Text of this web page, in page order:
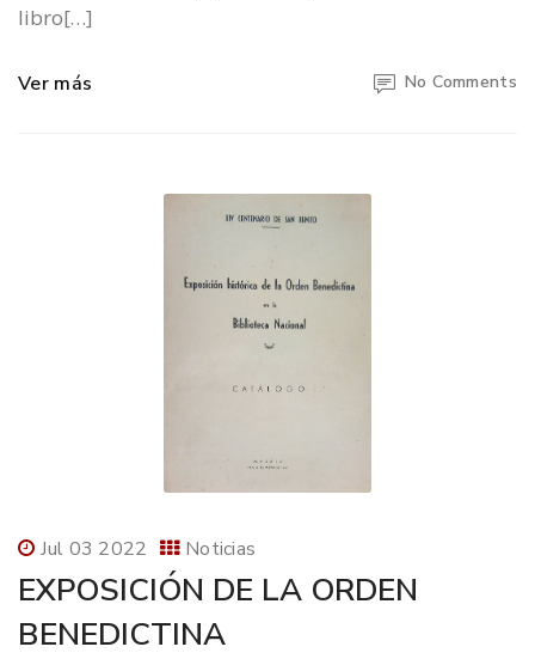
libro[…]
Ver más No Comments
Jul 03 2022 Noticias
EXPOSICIÓN DE LA ORDEN
BENEDICTINA